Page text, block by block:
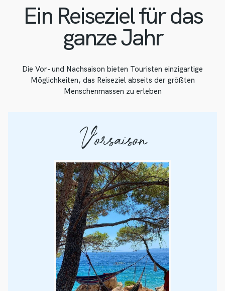
Ein Reiseziel für das
ganze Jahr
Die Vor- und Nachsaison bieten Touristen einzigartige
Möglichkeiten, das Reiseziel abseits der größten
Menschenmassen zu erleben
Vorsaison